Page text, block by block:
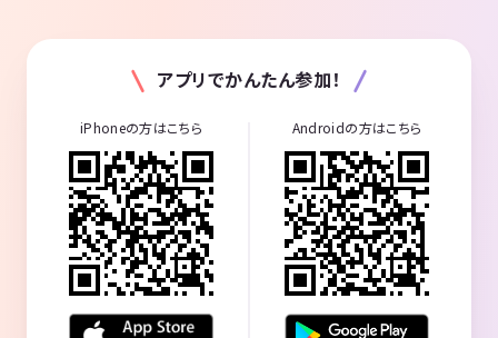
アプリでかんたん参加！
iPhoneの方はこちら Androidの方はこちら